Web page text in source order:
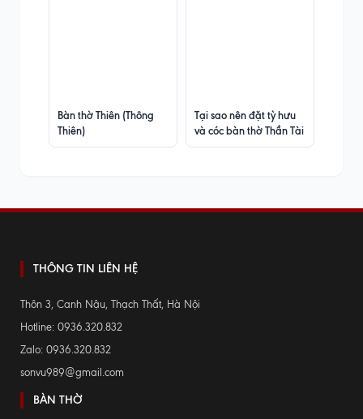
Bàn thờ Thiên (Thông
Thiên)
Tại sao nên đặt tỳ hưu
và cóc bàn thờ Thần Tài
THÔNG TIN LIÊN HỆ
Thôn 3, Canh Nậu, Thạch Thất, Hà Nội
Hotline: 0936.320.832
Zalo: 0936.320.832
sonvu989@gmail.com
BÀN THỜ